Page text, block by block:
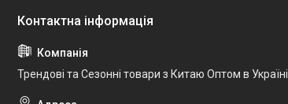
Трендові та Сезонні товари з Китаю Оптом в Україні